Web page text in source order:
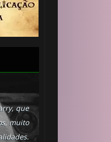
que
muito
⚡